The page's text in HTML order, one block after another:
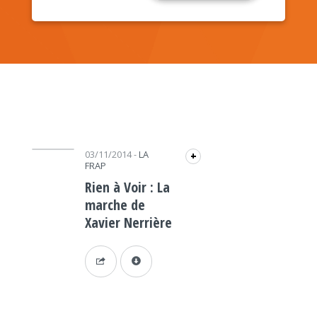
Lecteur audio 03/11/2014- LA
FRAP
+
Rien à Voir : La
marche de
Xavier Nerrière